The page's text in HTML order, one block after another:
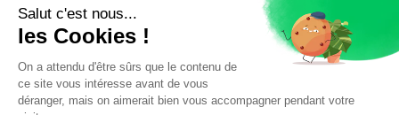
×
((label))
((cancelText)) ((createText))
Connexion
Salut c'est nous...
les Cookies !
On a attendu d'être sûrs que le contenu de
ce site vous intéresse avant de vous
déranger, mais on aimerait bien vous accompagner pendant votre